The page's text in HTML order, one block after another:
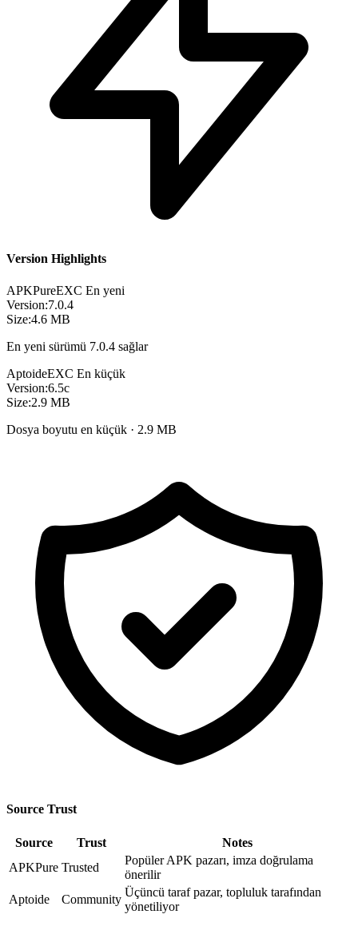
Version Highlights
APKPureEXC En yeni
Version:7.0.4
Size:4.6 MB
En yeni sürümü 7.0.4 sağlar
AptoideEXC En küçük
Version:6.5c
Size:2.9 MB
Dosya boyutu en küçük · 2.9 MB
Source Trust
Source Trust
Notes
APKPure Trusted
Popüler APK pazarı, imza doğrulama
önerilir
Aptoide
Community
Üçüncü taraf pazar, topluluk tarafından
yönetiliyor